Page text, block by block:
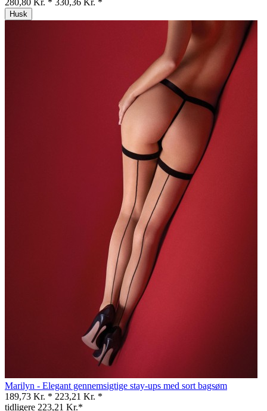
Husk
Marilyn - Elegant gennemsigtige stay-ups med sort bagsøm
189,73 Kr. * 223,21 Kr. *
tidligere 223,21 Kr.*